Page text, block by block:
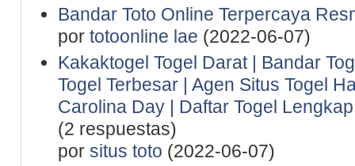
Bandar Toto Online Terpercaya
por totoonline lae (2022-06-07)
Kakaktogel Togel Darat | Bandar
Togel Terbesar | Agen Situs Togel
Carolina Day | Daftar Togel
(2 respuestas)
por situs toto (2022-06-07)